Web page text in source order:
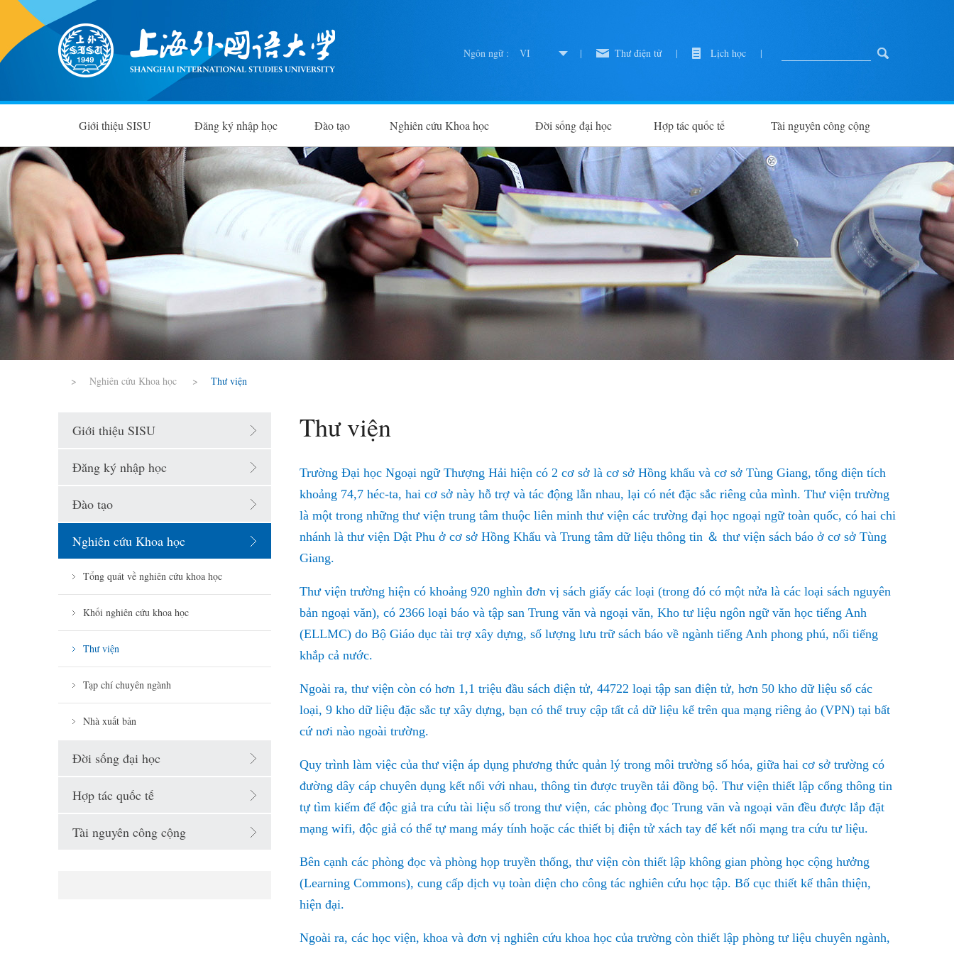
Ngôn ngữ : VI | Thư điện tử | Lịch học |
Giới thiệu SISU Đăng ký nhập học Đào tạo Nghiên cứu Khoa học Đời sống đại học Hợp tác quốc tế Tài nguyên công cộng
> Nghiên cứu Khoa học > Thư viện
Giới thiệu SISU
Đăng ký nhập học
Đào tạo
Nghiên cứu Khoa học
Tổng quát về nghiên cứu khoa học
Khối nghiên cứu khoa học
Thư viện
Tạp chí chuyên ngành
Nhà xuất bản
Đời sống đại học
Hợp tác quốc tế
Tài nguyên công cộng
Thư viện
Trường Đại học Ngoại ngữ Thượng Hải hiện có 2 cơ sở là cơ sở Hồng khẩu và cơ sở Tùng Giang, tổng diện tích
khoảng 74,7 héc-ta, hai cơ sở này hỗ trợ và tác động lẫn nhau, lại có nét đặc sắc riêng của mình. Thư viện trường
là một trong những thư viện trung tâm thuộc liên minh thư viện các trường đại học ngoại ngữ toàn quốc, có hai chi
nhánh là thư viện Dật Phu ở cơ sở Hồng Khẩu và Trung tâm dữ liệu thông tin ＆ thư viện sách báo ở cơ sở Tùng
Giang.
Thư viện trường hiện có khoảng 920 nghìn đơn vị sách giấy các loại (trong đó có một nửa là các loại sách nguyên
bản ngoại văn), có 2366 loại báo và tập san Trung văn và ngoại văn, Kho tư liệu ngôn ngữ văn học tiếng Anh
(ELLMC) do Bộ Giáo dục tài trợ xây dựng, số lượng lưu trữ sách báo về ngành tiếng Anh phong phú, nổi tiếng
khắp cả nước.
Ngoài ra, thư viện còn có hơn 1,1 triệu đầu sách điện tử, 44722 loại tập san điện tử, hơn 50 kho dữ liệu số các
loại, 9 kho dữ liệu đặc sắc tự xây dựng, bạn có thể truy cập tất cả dữ liệu kể trên qua mạng riêng ảo (VPN) tại bất
cứ nơi nào ngoài trường.
Quy trình làm việc của thư viện áp dụng phương thức quản lý trong môi trường số hóa, giữa hai cơ sở trường có
đường dây cáp chuyên dụng kết nối với nhau, thông tin được truyền tải đồng bộ. Thư viện thiết lập cổng thông tin
tự tìm kiếm để độc giả tra cứu tài liệu số trong thư viện, các phòng đọc Trung văn và ngoại văn đều được lắp đặt
mạng wifi, độc giả có thể tự mang máy tính hoặc các thiết bị điện tử xách tay để kết nối mạng tra cứu tư liệu.
Bên cạnh các phòng đọc và phòng họp truyền thống, thư viện còn thiết lập không gian phòng học cộng hưởng
(Learning Commons), cung cấp dịch vụ toàn diện cho công tác nghiên cứu học tập. Bố cục thiết kế thân thiện,
hiện đại.
Ngoài ra, các học viện, khoa và đơn vị nghiên cứu khoa học của trường còn thiết lập phòng tư liệu chuyên ngành,